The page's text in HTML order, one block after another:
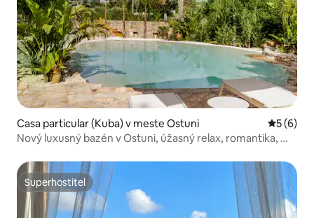
Casa particular (Kuba) v meste Ostuni
5 (6)
Nový luxusný bazén v Ostuni, úžasný relax, romantika, Wi-
Superhostiteľ
Superhostiteľ